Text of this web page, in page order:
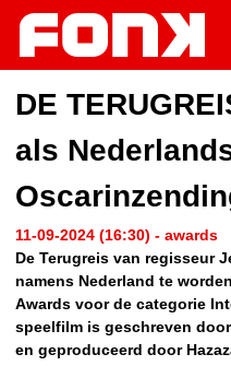
DE
als
11-09-2024 (16:30) - awards
De Terugreis van regisseur
namens Nederland te
Awards voor de categorie
speelfilm is geschreven
en geproduceerd door